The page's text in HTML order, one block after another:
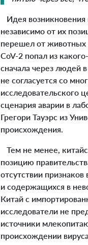
Идея
независимо от их
перешел от животных
CoV-2 попал из
сначала через людей
не согласуется со
исследовательского
сценария аварии в
Грегори Тауэрс из
происхождения.
Тем не менее,
позицию
отсутствии
и содержащихся в
Китай с
исследователи не
источники
происхождении